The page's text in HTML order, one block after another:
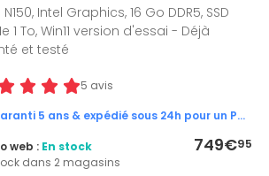
Intel Graphics, 16 Go DDR5, SSD
1 To, Win11 version d'essai - Déjà
et testé
5 avis
Garanti 5 ans & expédié sous 24h pour un PC en stock !
749€95
web : En stock
dans 2 magasins